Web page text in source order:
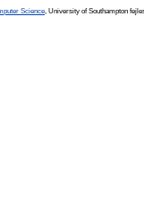
Science , University of Southampton